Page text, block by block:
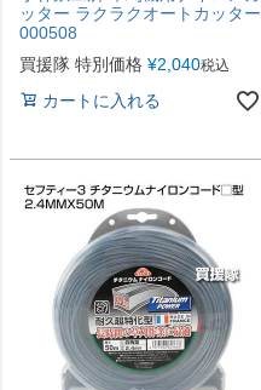
ッター ラクラクオートカッター
000508
買援隊 特別価格 ¥2,040税込
カートに入れる